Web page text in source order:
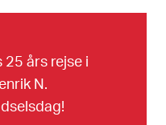
25 års rejse i
N.